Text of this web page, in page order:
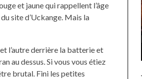
et jaune qui rappellent l’âge
site d’Uckange. Mais la
l’autre derrière la batterie et
au dessus. Si vous vous étiez
brutal. Fini les petites